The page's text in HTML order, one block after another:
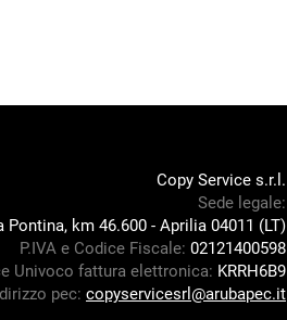
Copy Service s.r.l.
Sede legale:
Pontina, km 46.600 - Aprilia 04011 (LT)
P.IVA e Codice Fiscale: 02121400598
Univoco fattura elettronica: KRRH6B9
pec: copyservicesrl@arubapec.it